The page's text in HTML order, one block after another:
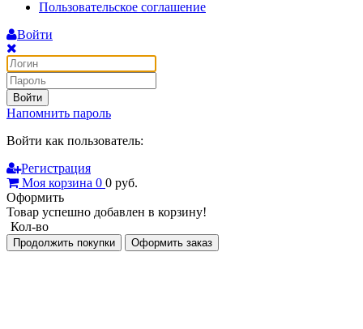
Пользовательское соглашение
Войти
Войти
Напомнить пароль
Войти как пользователь:
Регистрация
Моя корзина 0 0 руб.
Оформить
Товар успешно добавлен в корзину!
Кол-во
Продолжить покупки Оформить заказ